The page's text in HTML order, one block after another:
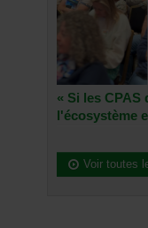
« Si les
l'écosystème
Voir toutes